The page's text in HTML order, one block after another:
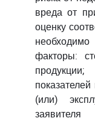
вреда от
оценку
факторы:
(или)
заявителя